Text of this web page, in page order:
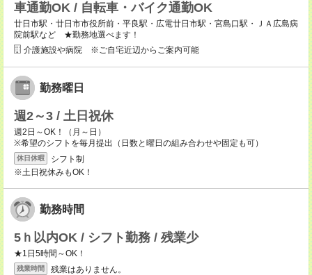
車通勤OK / 自転車・バイク通勤OK
廿日市駅・廿日市市役所前・平良駅・広電廿日市駅・宮島口駅・ＪＡ広島病
院前駅など ★勤務地選べます！
介護施設や病院 ※ご自宅近辺からご案内可能
勤務曜日
週2～3 / 土日祝休
週2日～OK！（月～日）
※希望のシフトを毎月提出（日数と曜日の組み合わせや固定も可）
休日休暇
シフト制
※土日祝休みもOK！
勤務時間
5ｈ以内OK / シフト勤務 / 残業少
★1日5時間～OK！
残業時間 残業はありません。